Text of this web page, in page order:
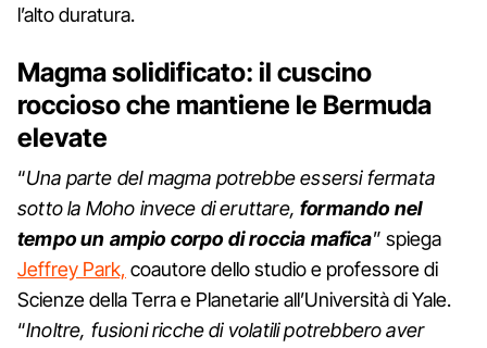
l’alto duratura.
Magma solidificato: il cuscino
roccioso che mantiene le Bermuda
elevate
“Una parte del magma potrebbe essersi fermata
sotto la Moho invece di eruttare,formando nel
tempo un ampio corpo di roccia mafica” spiega
Jeffrey Park, coautore dello studio e professore di
Scienze della Terra e Planetarie all’Università di Yale.
“Inoltre, fusioni ricche di volatili potrebbero aver